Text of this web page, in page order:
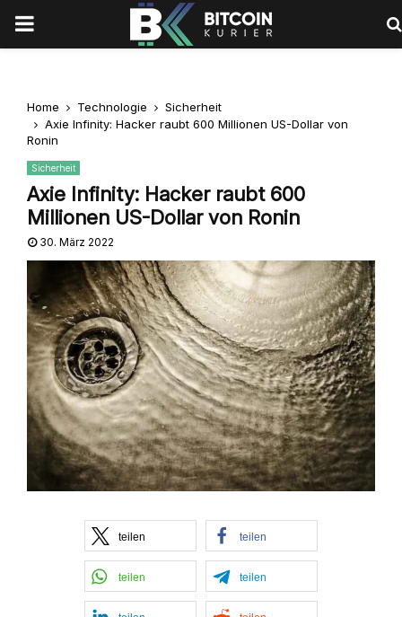
PRIMARY
Home Technologie
Sicherheit
Axie Infinity: Hacker raubt 600 Millionen US-Dollar von
Ronin
Sicherheit
Axie Infinity: Hacker raubt 600
Millionen US-Dollar von Ronin
30. März 2022
teilen teilen
teilen teilen